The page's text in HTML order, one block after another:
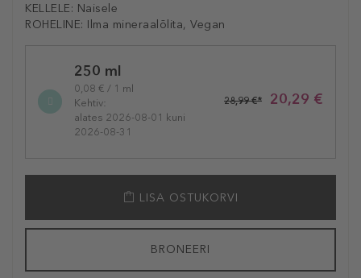
KELLELE: Naisele
ROHELINE: Ilma mineraalõlita, Vegan
variation250 ml
0,08 € / 1 ml
Kehtiv:
alates 2026-08-01 kuni
2026-08-31
20,29 €
28,99 €*
LISA OSTUKORVI
BRONEERI